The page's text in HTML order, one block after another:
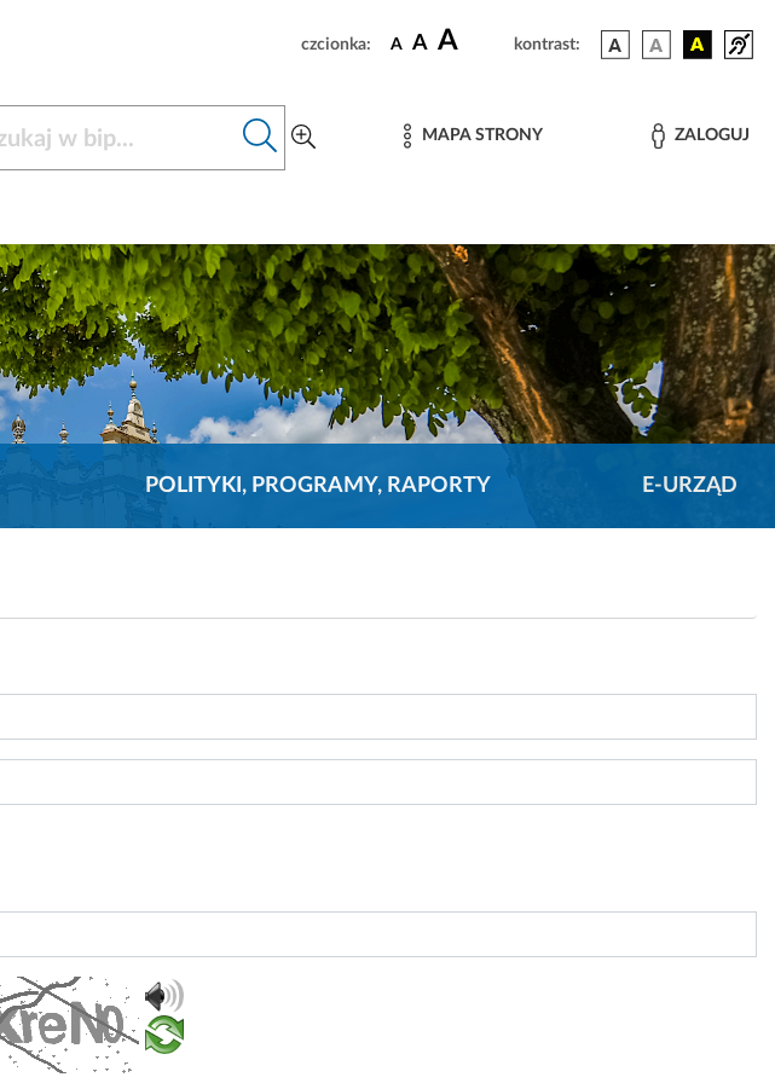
czcionka: A A A kontrast:
MAPA STRONY ZALOGUJ
POLITYKI, PROGRAMY, RAPORTY E-URZĄD